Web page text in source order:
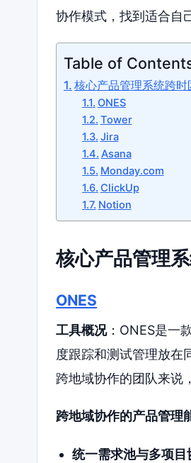
协作模式，找到适合自
Table of
核心产品管理系统跨
ONES
Tower
Jira
Asana
Monday.com
ClickUp
Notion
核心产品管理
ONES
工具概况：ONES是一
度跟踪和测试管理放在
跨地域协作的团队来说
跨地域协作的产品管理
统一需求池与多项目